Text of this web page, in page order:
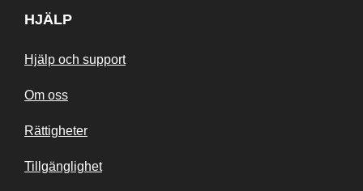
HJÄLP
Hjälp och support
Om oss
Rättigheter
Tillgänglighet